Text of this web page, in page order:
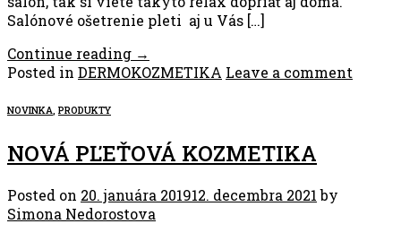
Salónové ošetrenie pleti aj u Vás […]
Continue reading →
Posted in DERMOKOZMETIKA Leave a comment
NOVINKA, PRODUKTY
NOVÁ PĽEŤOVÁ KOZMETIKA
Posted on 20. januára 201912. decembra 2021by
Simona Nedorostova